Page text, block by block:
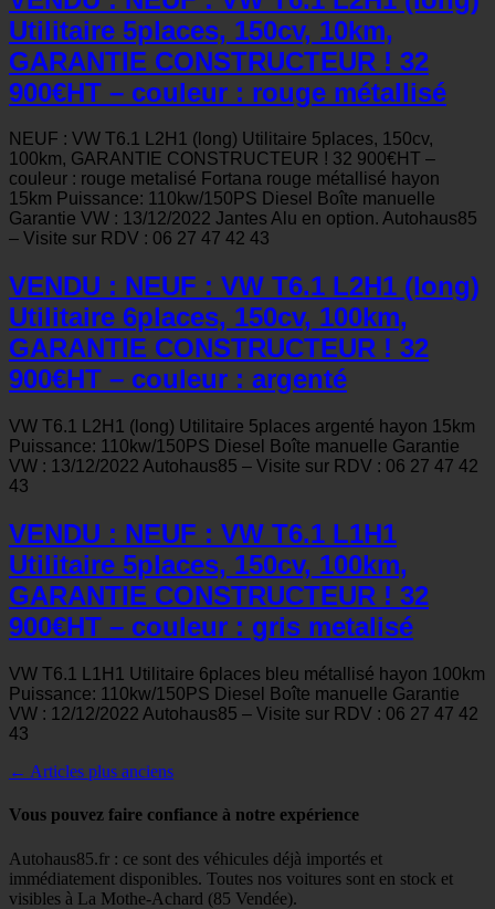
Utilitaire 5places, 150cv, 10km,
GARANTIE CONSTRUCTEUR ! 32
900€HT – couleur : rouge métallisé
NEUF : VW T6.1 L2H1 (long) Utilitaire 5places, 150cv,
100km, GARANTIE CONSTRUCTEUR ! 32 900€HT –
couleur : rouge metalisé Fortana rouge métallisé hayon
15km Puissance: 110kw/150PS Diesel Boîte manuelle
Garantie VW : 13/12/2022 Jantes Alu en option. Autohaus85
– Visite sur RDV : 06 27 47 42 43
VENDU : NEUF : VW T6.1 L2H1 (long)
Utilitaire 6places, 150cv, 100km,
GARANTIE CONSTRUCTEUR ! 32
900€HT – couleur : argenté
VW T6.1 L2H1 (long) Utilitaire 5places argenté hayon 15km
Puissance: 110kw/150PS Diesel Boîte manuelle Garantie
VW : 13/12/2022 Autohaus85 – Visite sur RDV : 06 27 47 42
43
VENDU : NEUF : VW T6.1 L1H1
Utilitaire 5places, 150cv, 100km,
GARANTIE CONSTRUCTEUR ! 32
900€HT – couleur : gris metalisé
VW T6.1 L1H1 Utilitaire 6places bleu métallisé hayon 100km
Puissance: 110kw/150PS Diesel Boîte manuelle Garantie
VW : 12/12/2022 Autohaus85 – Visite sur RDV : 06 27 47 42
43
Navigation
articles
← Articles plus anciens
Vous pouvez faire confiance à notre expérience
Autohaus85.fr : ce sont des véhicules déjà importés et
immédiatement disponibles. Toutes nos voitures sont en stock et
visibles à La Mothe-Achard (85 Vendée).